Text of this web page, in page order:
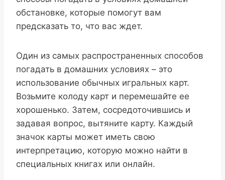
обстановке, которые помогут вам
предсказать то, что вас ждет.
Один из самых распространенных способов
погадать в домашних условиях – это
использование обычных игральных карт.
Возьмите колоду карт и перемешайте ее
хорошенько. Затем, сосредоточившись и
задавая вопрос, вытяните карту. Каждый
значок карты может иметь свою
интерпретацию, которую можно найти в
специальных книгах или онлайн.